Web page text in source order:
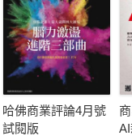
內心的「舒適感」，
。對她來說，擁有自
種從無到有，而且
網》雜誌教您跟著
哈佛商業評論4月號
試閱版